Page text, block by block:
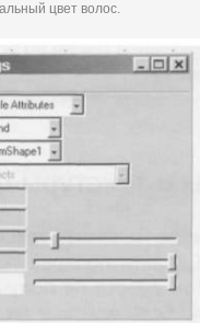
цвет волос.